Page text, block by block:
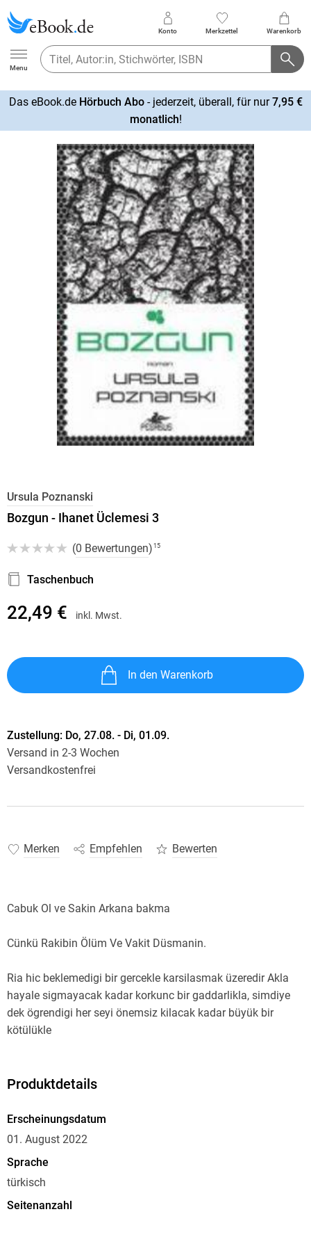
Ebook.de
Menu
Konto Merkzettel Warenkorb
Das eBook.de Hörbuch Abo- jederzeit, überall, für nur7,95 €
monatlich!
Ursula Poznanski
Bozgun - Ihanet Üclemesi 3
(0 Bewertungen) 15
Taschenbuch
22,49 € inkl. Mwst.
In den Warenkorb
Zustellung: Do, 27.08. - Di, 01.09.
Versand in 2-3 Wochen
Versandkostenfrei
Merken Empfehlen Bewerten
Cabuk Ol ve Sakin Arkana bakma
Cünkü Rakibin Ölüm Ve Vakit Düsmanin.
Ria hic beklemedigi bir gercekle karsilasmak üzeredir Akla
hayale sigmayacak kadar korkunc bir gaddarlikla, simdiye
dek ögrendigi her seyi önemsiz kilacak kadar büyük bir
kötülükle
cildinde Poznanski tüm okurlarin beklentilerini karsilamayi
Hamburger Morgenpost
Artik Ria hizla öldüren virüsle ilgili korkunc sirri bilmektedir.
Klan cocuklarini kaciranlardan intikam almak icin Kürelerde
Produktdetails
Erscheinungsdatum
01. August 2022
Sprache
türkisch
Seitenanzahl